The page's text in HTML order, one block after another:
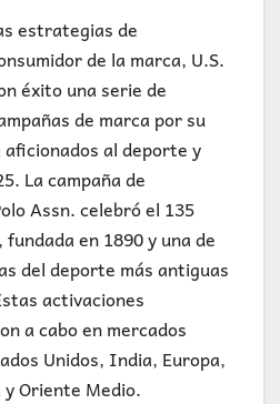
estrategias de
de la marca, U.S.
éxito una serie de
de marca por su
al deporte y
La campaña de
Assn. celebró el 135
en 1890 y una de
del deporte más antiguas
activaciones
a cabo en mercados
Unidos, India, Europa,
Oriente Medio.